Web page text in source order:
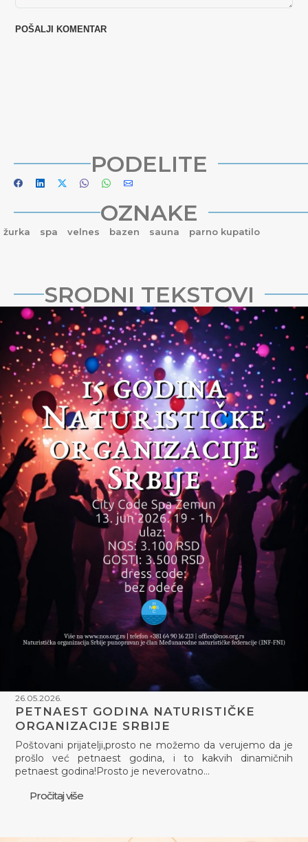
PODELITE
OZNAKE
žurka spa velnes bazen sauna parno kupatilo
SRODNI TEKSTOVI
26.05.2026.
PETNAEST GODINA NATURISTIČKE
ORGANIZACIJE SRBIJE
Poštovani prijatelji,prosto ne možemo da verujemo da je
prošlo već petnaest godina, i to kakvih dinamičnih
petnaest godina!Prosto je neverovatno…
Pročitaj više